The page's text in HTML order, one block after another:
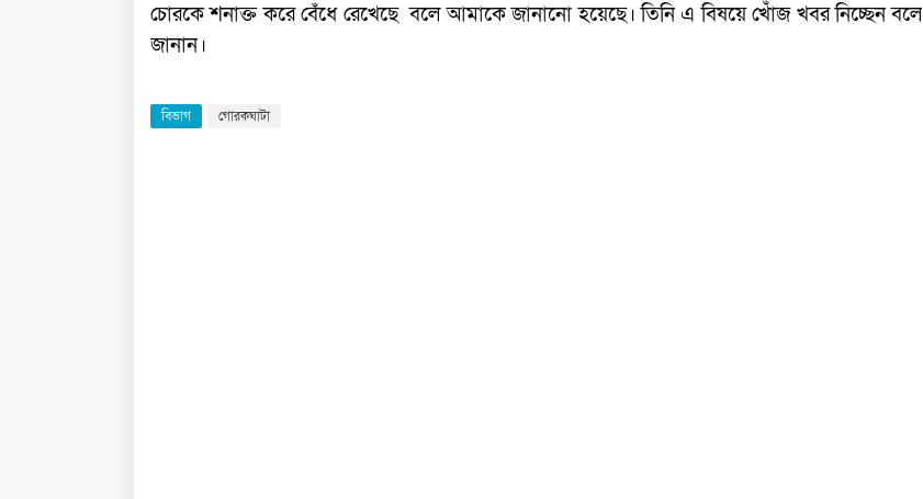
চোরকে শনাক্ত করে বেঁধে রেখেছে বলে আমাকে জানানো হয়েছে। তিনি এ বিষয়ে খোঁজ খবর নিচ্ছেন বলে
জানান।
বিভাগ গোরকঘাটা